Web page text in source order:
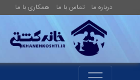
درباره ما تماس با ما همکاری با ما